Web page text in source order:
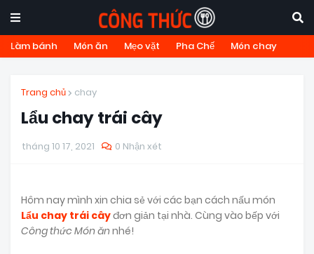
Làm bánh Món ăn Mẹo vặt Pha Chế Món chay
Trang chủ chay
Lẩu chay trái cây
tháng 10 17, 2021 0 Nhận xét
Hôm nay mình xin chia sẻ với các bạn cách nấu món
Lẩu chay trái câyđơn giản tại nhà. Cùng vào bếp với
Công thức Món ănnhé!